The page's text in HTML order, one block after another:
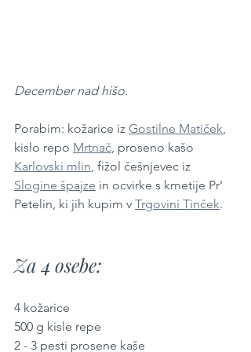
December nad hišo.
Porabim: kožarice iz Gostilne Matiček,
kislo repo Mrtnač, proseno kašo
Karlovski mlin, fižol češnjevec iz
Slogine špajze in ocvirke s kmetije Pr'
Petelin, ki jih kupim v Trgovini Tinček.
Za 4 osebe:
4 kožarice
500 g kisle repe
2 - 3 pesti prosene kaše